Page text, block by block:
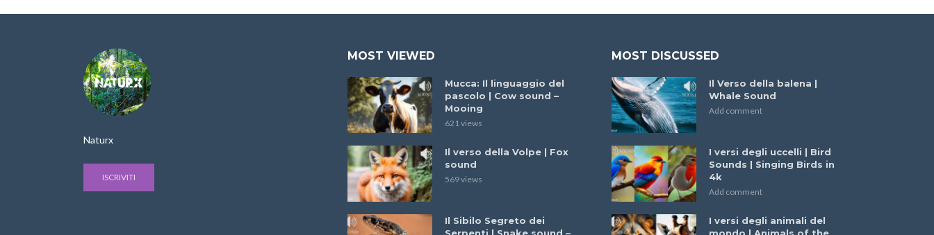
Naturx
ISCRIVITI
MOST VIEWED
Mucca: Il linguaggio del
pascolo | Cow sound –
Mooing
621 views
Il verso della Volpe | Fox
sound
569 views
Il Sibilo Segreto dei
MOST DISCUSSED
Il Verso della balena |
Whale Sound
Add comment
I versi degli uccelli | Bird
Sounds | Singing Birds in
4k
Add comment
I versi degli animali del